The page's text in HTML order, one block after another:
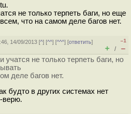
не только терпеть баги, но еще
что на самом деле багов нет.
14/09/2013 [^] [^^] [^^^] [ответить]
–1
+ / –
учатся не только терпеть баги, но
деле багов нет.
будто в других системах нет
верю.